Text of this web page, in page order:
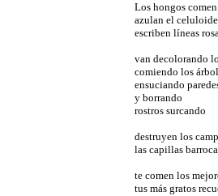
Los hongos
azulan el
escriben líneas
van decolorando
comiendo los
ensuciando
y borrando
rostros surcando
destruyen los
las capillas
te comen los
tus más gratos